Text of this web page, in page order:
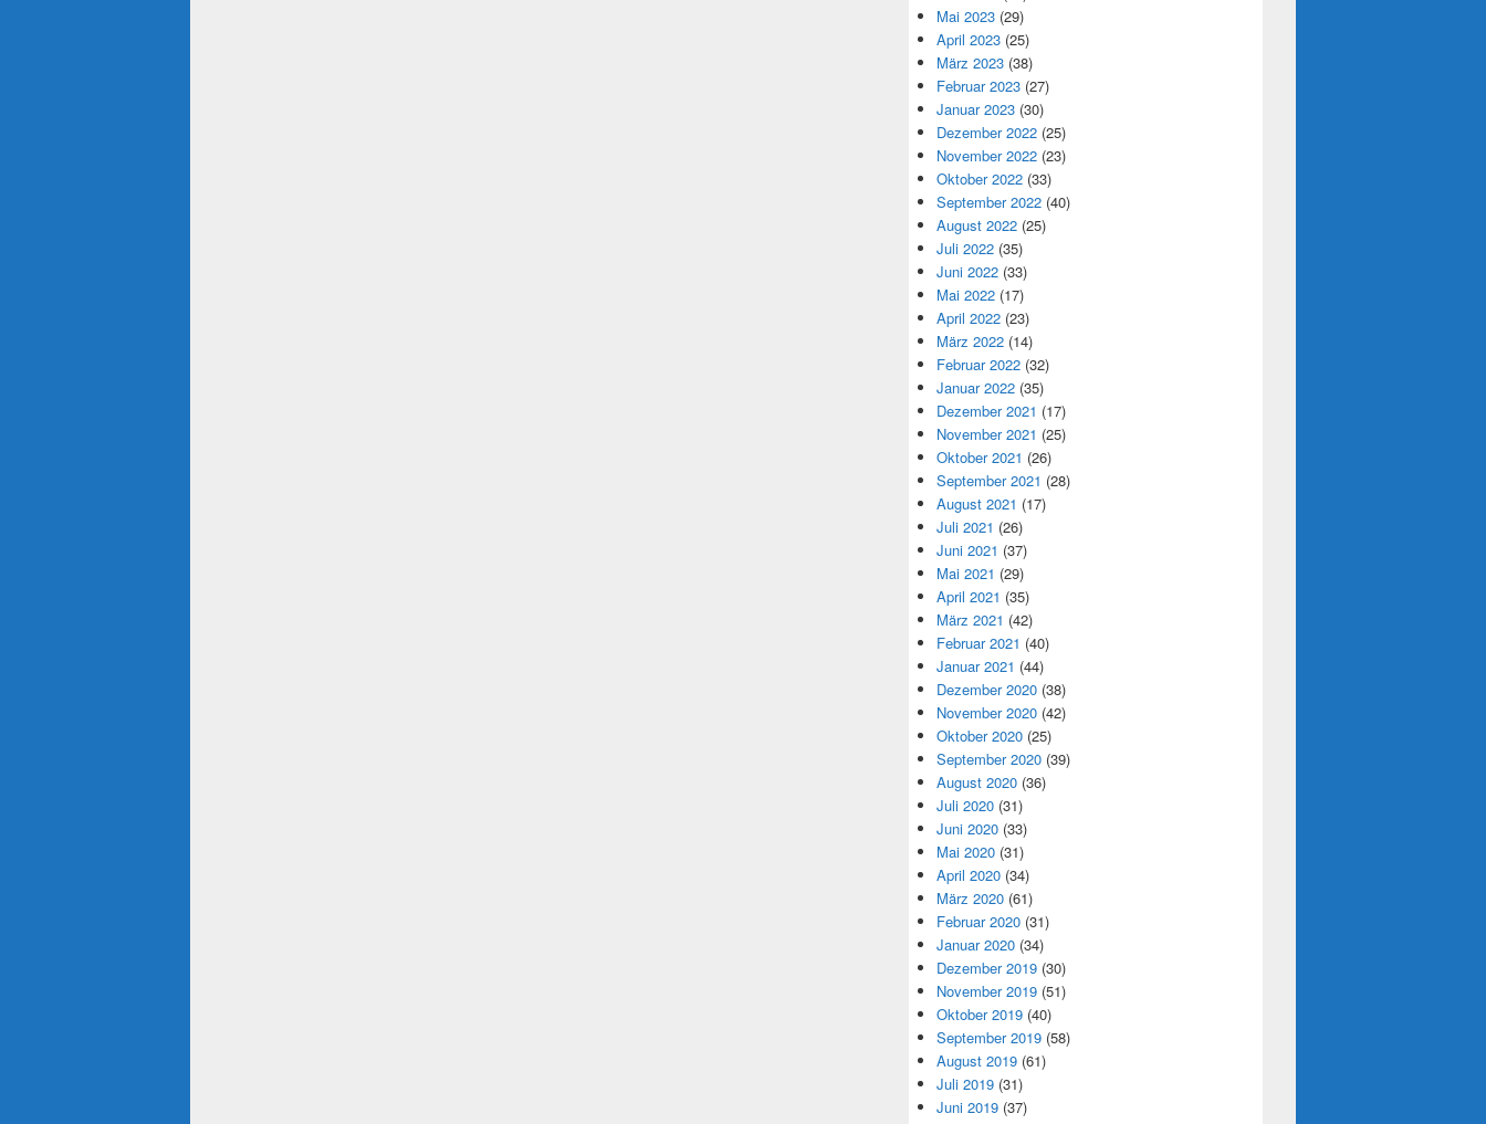
Mai 2023 (29)
April 2023 (25)
März 2023 (38)
Februar 2023 (27)
Januar 2023 (30)
Dezember 2022 (25)
November 2022 (23)
Oktober 2022 (33)
September 2022 (40)
August 2022 (25)
Juli 2022 (35)
Juni 2022 (33)
Mai 2022 (17)
April 2022 (23)
März 2022 (14)
Februar 2022 (32)
Januar 2022 (35)
Dezember 2021 (17)
November 2021 (25)
Oktober 2021 (26)
September 2021 (28)
August 2021 (17)
Juli 2021 (26)
Juni 2021 (37)
Mai 2021 (29)
April 2021 (35)
März 2021 (42)
Februar 2021 (40)
Januar 2021 (44)
Dezember 2020 (38)
November 2020 (42)
Oktober 2020 (25)
September 2020 (39)
August 2020 (36)
Juli 2020 (31)
Juni 2020 (33)
Mai 2020 (31)
April 2020 (34)
März 2020 (61)
Februar 2020 (31)
Januar 2020 (34)
Dezember 2019 (30)
November 2019 (51)
Oktober 2019 (40)
September 2019 (58)
August 2019 (61)
Juli 2019 (31)
Juni 2019 (37)